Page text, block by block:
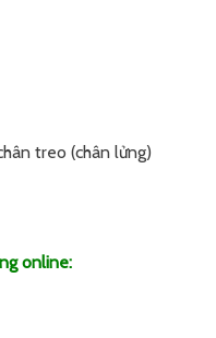
treo (chân lửng)
online: